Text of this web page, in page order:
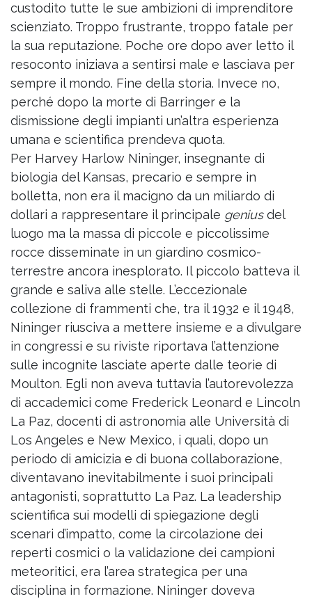
custodito tutte le sue ambizioni di imprenditore
scienziato. Troppo frustrante, troppo fatale per
la sua reputazione. Poche ore dopo aver letto il
resoconto iniziava a sentirsi male e lasciava per
sempre il mondo. Fine della storia. Invece no,
perché dopo la morte di Barringer e la
dismissione degli impianti un’altra esperienza
umana e scientifica prendeva quota.
Per Harvey Harlow Nininger, insegnante di
biologia del Kansas, precario e sempre in
bolletta, non era il macigno da un miliardo di
dollari a rappresentare il principale geniusdel
luogo ma la massa di piccole e piccolissime
rocce disseminate in un giardino cosmico-
terrestre ancora inesplorato. Il piccolo batteva il
grande e saliva alle stelle. L’eccezionale
collezione di frammenti che, tra il 1932 e il 1948,
Nininger riusciva a mettere insieme e a divulgare
in congressi e su riviste riportava l’attenzione
sulle incognite lasciate aperte dalle teorie di
Moulton. Egli non aveva tuttavia l’autorevolezza
di accademici come Frederick Leonard e Lincoln
La Paz, docenti di astronomia alle Università di
Los Angeles e New Mexico, i quali, dopo un
periodo di amicizia e di buona collaborazione,
diventavano inevitabilmente i suoi principali
antagonisti, soprattutto La Paz. La leadership
scientifica sui modelli di spiegazione degli
scenari d’impatto, come la circolazione dei
reperti cosmici o la validazione dei campioni
meteoritici, era l’area strategica per una
disciplina in formazione. Nininger doveva